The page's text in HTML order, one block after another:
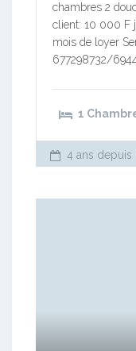
chambres 2
client: 10 000 F
mois de loyer
677298732/
1
4 ans depuis